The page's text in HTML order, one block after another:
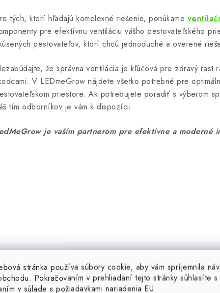
stránka používa súbory cookie, aby vám spríjemnila
Pokračovaním v prehliadaní tejto stránky súhlasíte
v súlade s požiadavkami nariadenia EU.
tých, ktorí hľadajú komplexné riešenie, ponúkame
pre efektívnu ventiláciu vášho pestovateľského
pestovateľov, ktorí chcú jednoduché a overené
že správna ventilácia je kľúčová pre zdravý rast
V LEDmeGrow nájdete všetko potrebné pre
priestore. Ak potrebujete poradiť s výberom
tím odborníkov je vám k dispozícii.
je vaším partnerom pre efektívne a moderné